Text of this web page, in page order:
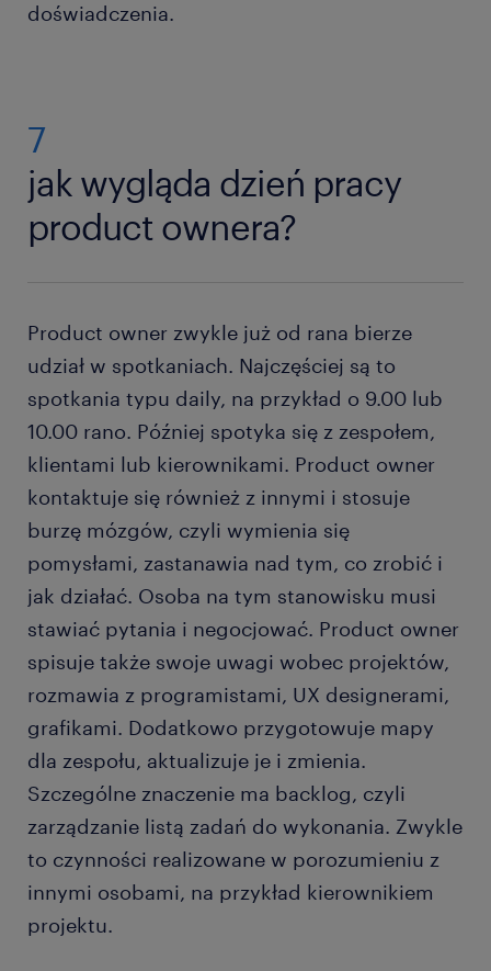
doświadczenia.
7
jak wygląda dzień pracy
product ownera?
Product owner zwykle już od rana bierze
udział w spotkaniach. Najczęściej są to
spotkania typu daily, na przykład o 9.00 lub
10.00 rano. Później spotyka się z zespołem,
klientami lub kierownikami. Product owner
kontaktuje się również z innymi i stosuje
burzę mózgów, czyli wymienia się
pomysłami, zastanawia nad tym, co zrobić i
jak działać. Osoba na tym stanowisku musi
stawiać pytania i negocjować. Product owner
spisuje także swoje uwagi wobec projektów,
rozmawia z programistami, UX designerami,
grafikami. Dodatkowo przygotowuje mapy
dla zespołu, aktualizuje je i zmienia.
Szczególne znaczenie ma backlog, czyli
zarządzanie listą zadań do wykonania. Zwykle
to czynności realizowane w porozumieniu z
innymi osobami, na przykład kierownikiem
projektu.